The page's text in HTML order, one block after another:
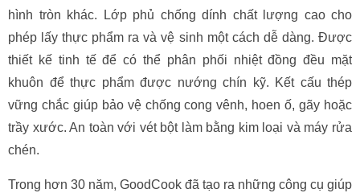
hình tròn khác. Lớp phủ chống dính chất lượng cao cho
phép lấy thực phẩm ra và vệ sinh một cách dễ dàng. Được
thiết kế tinh tế để có thể phân phối nhiệt đồng đều mặt
khuôn để thực phẩm được nướng chín kỹ. Kết cấu thép
vững chắc giúp bảo vệ chống cong vênh, hoen ố, gãy hoặc
trầy xước. An toàn với vét bột làm bằng kim loại và máy rửa
chén.
Trong hơn 30 năm, GoodCook đã tạo ra những công cụ giúp